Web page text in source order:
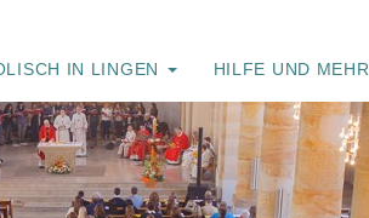
IN LINGEN HILFE UND MEHR